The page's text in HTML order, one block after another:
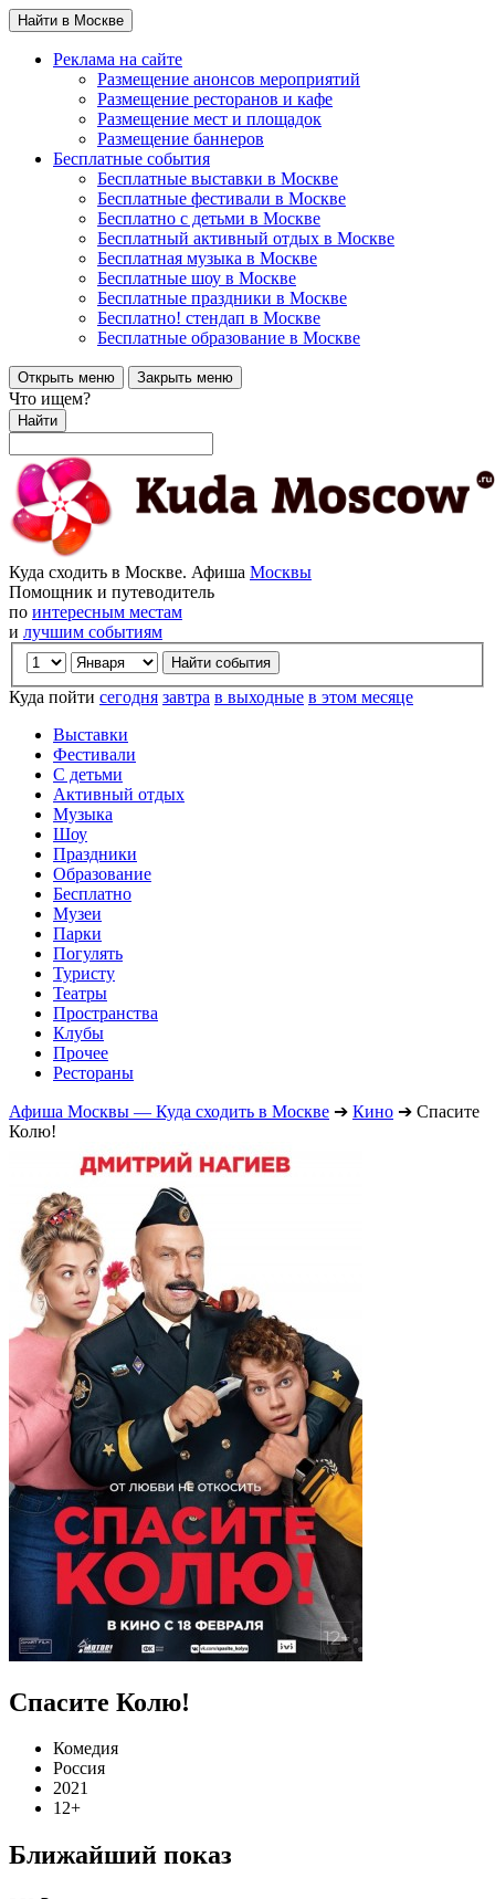
Найти в Москве
Реклама на сайте
Размещение анонсов мероприятий
Размещение ресторанов и кафе
Размещение мест и площадок
Размещение баннеров
Бесплатные события
Бесплатные выставки в Москве
Бесплатные фестивали в Москве
Бесплатно с детьми в Москве
Бесплатный активный отдых в Москве
Бесплатная музыка в Москве
Бесплатные шоу в Москве
Бесплатные праздники в Москве
Бесплатно! стендап в Москве
Бесплатные образование в Москве
Открыть меню Закрыть меню
Что ищем?
Найти
Куда сходить в Москве. Афиша Москвы
Помощник и путеводитель
по интересным местам
и лучшим событиям
Куда пойти сегодня завтра в выходные в этом месяце
Выставки
Фестивали
С детьми
Активный отдых
Музыка
Шоу
Праздники
Образование
Бесплатно
Музеи
Парки
Погулять
Туристу
Театры
Пространства
Клубы
Прочее
Рестораны
Афиша Москвы — Куда сходить в Москве ➔ Кино ➔ Спасите
Колю!
Спасите Колю!
Комедия
Россия
2021
12+
Ближайший показ